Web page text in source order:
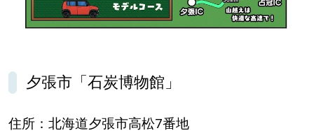
情報提供・お問い合わせ 利用規約
閉じる
夕張市「石炭博物館」
住所：北海道夕張市高松7番地